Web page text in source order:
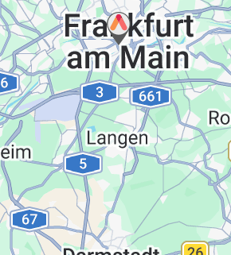
Datenschutzerklärung